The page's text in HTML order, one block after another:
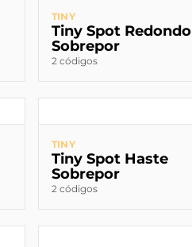
TINY
Tiny Spot Redondo
Sobrepor
2 códigos
TINY
Tiny Spot Haste
Sobrepor
2 códigos